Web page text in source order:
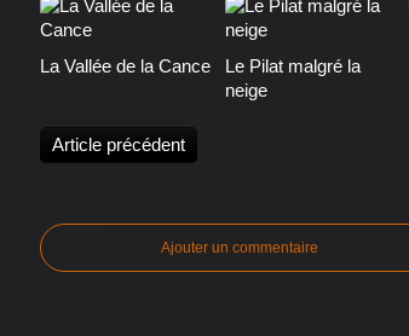
La Vallée de la Cance
Le Pilat malgré la
neige
Article précédent
Ajouter un commentaire